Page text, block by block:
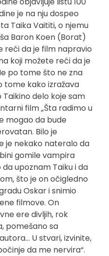
je na nju dospeo
Taika Vaititi, o njemu
Baron Koen (Borat)
reći da je film napravio
koji možete reći da je
po tome što ne zna
tome kako izražava
Taikino delo koje sam
film „Šta radimo u
mogao da bude
Bilo je
je nekako nateralo da
gomile vampira
upoznam Taiku i da
što je on očigledno
Oskar i snimio
filmove. On
ere divljih, rok
pomešano sa
U stvari, izvinite,
da me nervira“.